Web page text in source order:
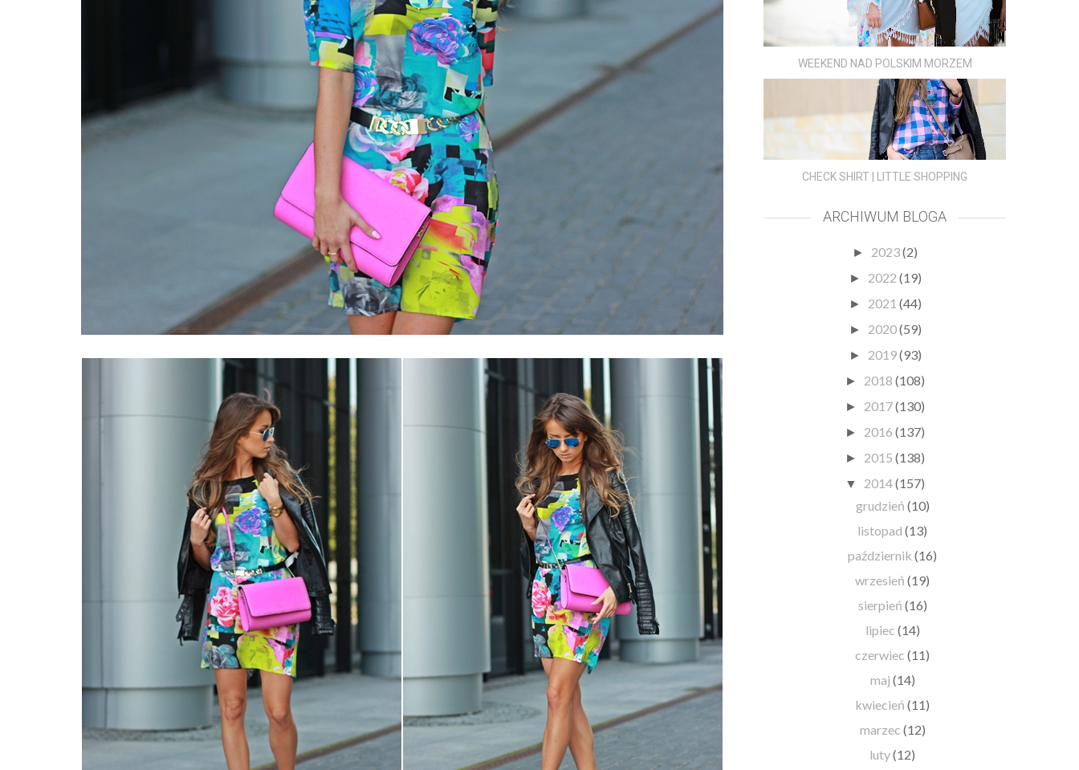
WEEKEND NAD POLSKIM MORZEM
CHECK SHIRT | LITTLE SHOPPING
ARCHIWUM BLOGA
► 2023(2)
► 2022 (19)
► 2021 (44)
► 2020(59)
► 2019(93)
► 2018 (108)
► 2017(130)
► 2016 (137)
► 2015 (138)
▼ 2014(157)
grudzień (10)
listopad(13)
październik(16)
wrzesień(19)
sierpień (16)
lipiec (14)
czerwiec(11)
maj (14)
kwiecień(11)
marzec (12)
luty(12)